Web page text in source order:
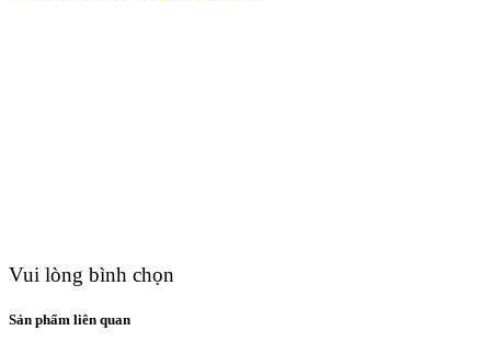
Vui lòng bình chọn
Sản phẩm liên quan